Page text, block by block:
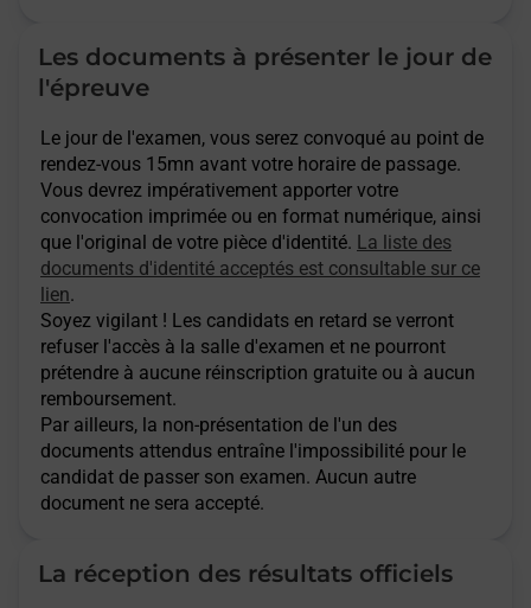
Les documents à présenter le jour de
l'épreuve
Le jour de l'examen, vous serez convoqué au point de
rendez-vous 15mn avant votre horaire de passage.
Vous devrez impérativement apporter votre
convocation imprimée ou en format numérique, ainsi
que l'original de votre pièce d'identité. La liste des
documents d'identité acceptés est consultable sur ce
lien.
Soyez vigilant ! Les candidats en retard se verront
refuser l'accès à la salle d'examen et ne pourront
prétendre à aucune réinscription gratuite ou à aucun
remboursement.
Par ailleurs, la non-présentation de l'un des
documents attendus entraîne l'impossibilité pour le
candidat de passer son examen. Aucun autre
document ne sera accepté.
La réception des résultats officiels